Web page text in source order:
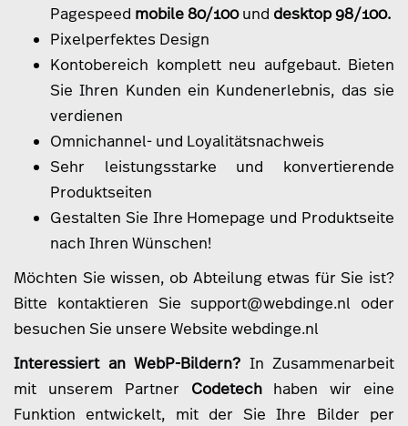
Pagespeed mobile 80/100und desktop 98/100.
Pixelperfektes Design
Kontobereich komplett neu aufgebaut. Bieten
Sie Ihren Kunden ein Kundenerlebnis, das sie
verdienen
Omnichannel- und Loyalitätsnachweis
Sehr leistungsstarke und konvertierende
Produktseiten
Gestalten Sie Ihre Homepage und Produktseite
nach Ihren Wünschen!
Möchten Sie wissen, ob Abteilung etwas für Sie ist?
Bitte kontaktieren Siesupport@webdinge.nl oder
besuchen Sie unsere Website webdinge.nl
Interessiert an WebP-Bildern? In Zusammenarbeit
mit unserem Partner Codetechhaben wir eine
Funktion entwickelt, mit der Sie Ihre Bilder per